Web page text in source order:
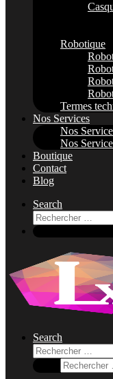
Robotique
Termes
Nos Services
Nos
Nos
Boutique
Contact
Blog
Search
Rechercher
Search
Rechercher
Rechercher